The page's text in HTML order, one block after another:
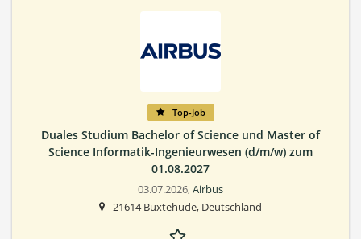
Top-Job
Duales Studium Bachelor of Science und Master of
Science Informatik-Ingenieurwesen (d/m/w) zum
01.08.2027
03.07.2026,Airbus
21614 Buxtehude, Deutschland